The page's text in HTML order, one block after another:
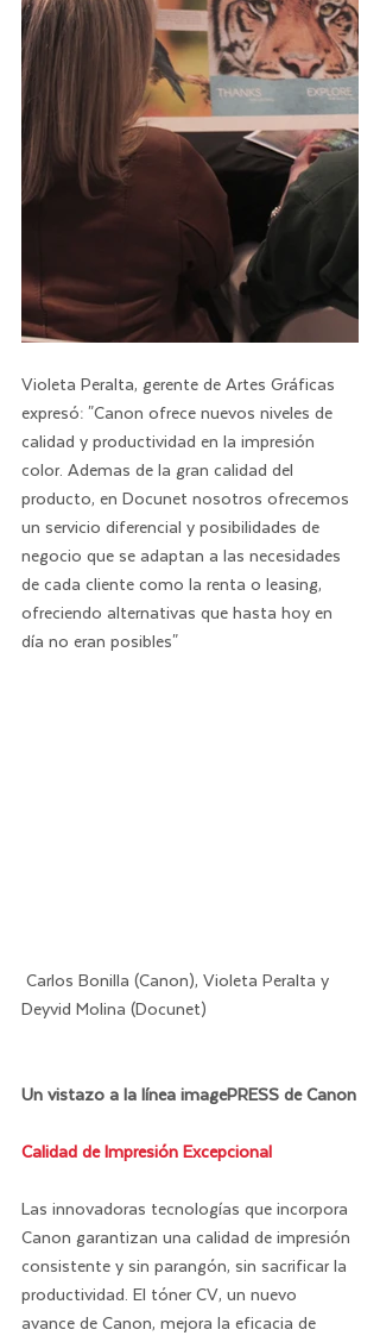
Violeta Peralta, gerente de Artes Gráficas
expresó: "Canon ofrece nuevos niveles de
calidad y productividad en la impresión
color. Ademas de la gran calidad del
producto, en Docunet nosotros ofrecemos
un servicio diferencial y posibilidades de
negocio que se adaptan a las necesidades
de cada cliente como la renta o leasing,
ofreciendo alternativas que hasta hoy en
día no eran posibles"
Deyvid Molina (Docunet)
Un vistazo a la línea imagePRESS de Canon
Calidad de Impresión Excepcional
Las innovadoras tecnologías que incorpora
Canon garantizan una calidad de impresión
consistente y sin parangón, sin sacrificar la
productividad. El tóner CV, un nuevo
avance de Canon, mejora la eficacia de